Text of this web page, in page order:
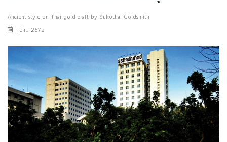
Ancient style on Thai gold craft by Sukothai Goldsmith
| อ่าน 2672